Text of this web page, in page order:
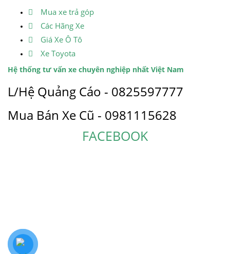
Mua xe trả góp
Các Hãng Xe
Giá Xe Ô Tô
Xe Toyota
Hệ thống tư vấn xe chuyên nghiệp nhất Việt Nam
L/Hệ Quảng Cáo - 0825597777
Mua Bán Xe Cũ - 0981115628
FACEBOOK